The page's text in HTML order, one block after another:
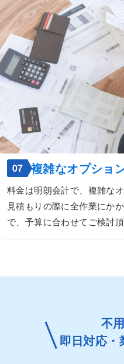
07 複雑なオプショ
料金は明朗会計で、複雑な
見積もりの際に全作業にか
で、予算に合わせてご検討頂
不
即日対応・